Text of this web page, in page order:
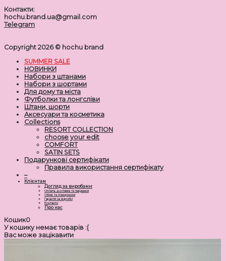
Контакти:
hochu.brand.ua@gmail.com
Telegram
Copyright 2026 © hochu brand
SUMMER SALE
НОВИНКИ
Набори з штанами
Набори з шортами
Для дому та міста
Футболки та лонгсліви
Штани, шорти
Аксесуари та косметика
Collections
RESORT COLLECTION
choose your edit
COMFORT
SATIN SETS
Подарункові сертифікати
Правила використання сертифікату
–
Клієнтам
Догляд за виробами
Оплата, доставка та пакування
Обмін та повернення
Гарантія на вироби
Контакти
Про нас
Кошик0
У кошику немає товарів :(
Вас може зацікавити